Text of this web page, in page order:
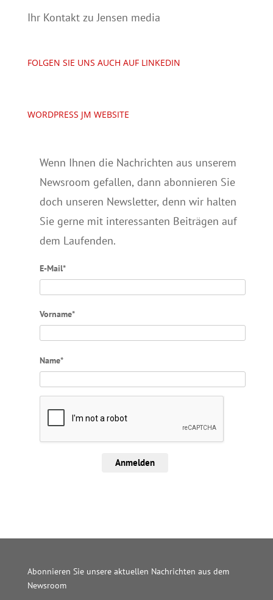
Ihr Kontakt zu Jensen media
FOLGEN SIE UNS AUCH AUF LINKEDIN
WORDPRESS JM WEBSITE
Wenn Ihnen die Nachrichten aus unserem
Newsroom gefallen, dann abonnieren Sie
doch unseren Newsletter, denn wir halten
Sie gerne mit interessanten Beiträgen auf
dem Laufenden.
E-Mail*
Vorname*
Name*
Anmelden
Abonnieren Sie unsere aktuellen Nachrichten aus dem
Newsroom